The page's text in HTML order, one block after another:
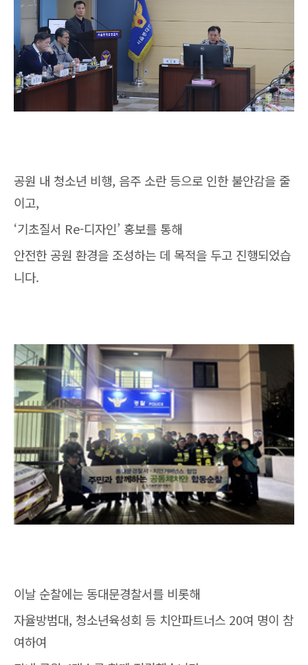
공원 내 청소년 비행, 음주 소란 등으로 인한 불안감을 줄
이고,
‘기초질서 Re-디자인’ 홍보를 통해
안전한 공원 환경을 조성하는 데 목적을 두고 진행되었습
니다.
이날 순찰에는 동대문경찰서를 비롯해
자율방범대, 청소년육성회 등 치안파트너스 20여 명이 참
여하여